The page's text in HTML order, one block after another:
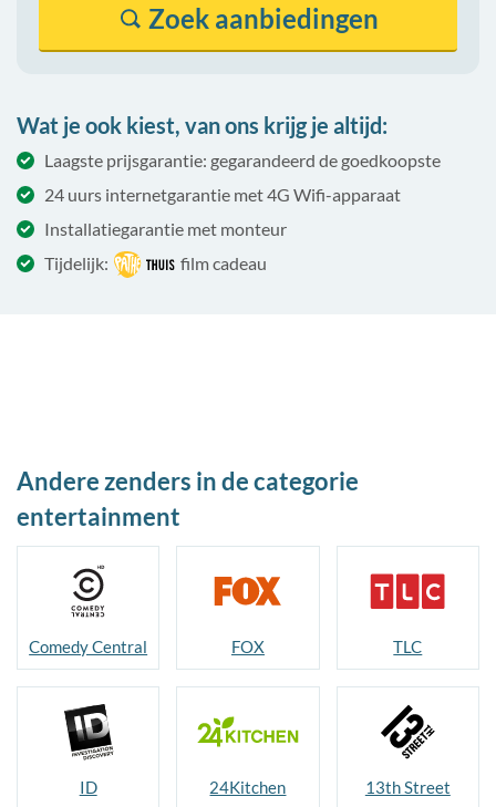
Zoek aanbiedingen
Wat je ook kiest, van ons krijg je altijd:
Laagste prijsgarantie: gegarandeerd de goedkoopste
24 uurs internetgarantie met 4G Wifi-apparaat
Installatiegarantie met monteur
Tijdelijk:
film cadeau
Andere zenders in de categorie
entertainment
Comedy Central FOX TLC
ID 24Kitchen 13th Street